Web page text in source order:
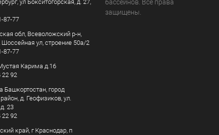
ул Бокситогорская, д. 27,
87-77
обл, Всеволожский р-н,
Шоссейная ул, строение 50а/2
87-77
Карима д.16
22 92
Башкортостан, город
д. Геофизиков, ул.
23
22 92
край, г Краснодар, п
бассейнов. Все права
защищены.